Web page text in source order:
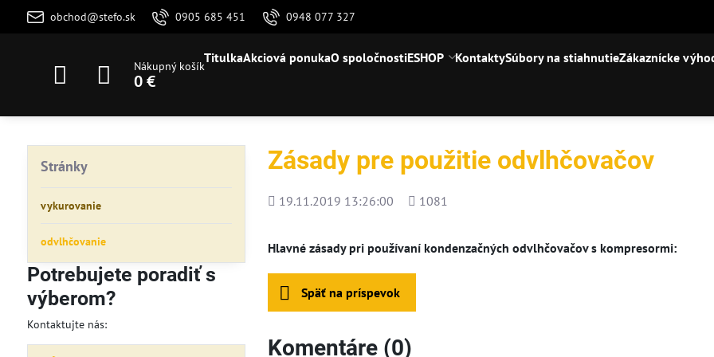
obchod@stefo.sk 0905 685 451 0948 077 327
Nákupný košík
0 €
TitulkaAkciová ponukaO spoločnostiESHOP KontaktySúbory na stiahnutieZákaznícke
Zásady pre použitie odvlhčovačov
Pridané
19.11.2019 13:26:00
Počet
1081
Hlavné zásady pri používaní kondenzačných odvlhčovačov s kompresormi:
Späť na príspevok
Komentáre (0)
Stránky
vykurovanie
odvlhčovanie
Potrebujete poradiť s
výberom?
Kontaktujte nás: